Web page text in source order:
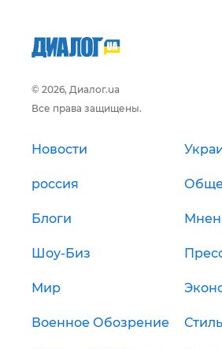
© 2026, Диалог.ua
Все права защищены.
Новости
россия
Блоги
Шоу-Биз
Мир
Военное Обозрение Стиль